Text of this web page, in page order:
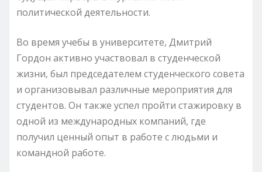
политической деятельности.
Во время учебы в университете, Дмитрий
Гордон активно участвовал в студенческой
жизни, был председателем студенческого совета
и организовывал различные мероприятия для
студентов. Он также успел пройти стажировку в
одной из международных компаний, где
получил ценный опыт в работе с людьми и
командной работе.